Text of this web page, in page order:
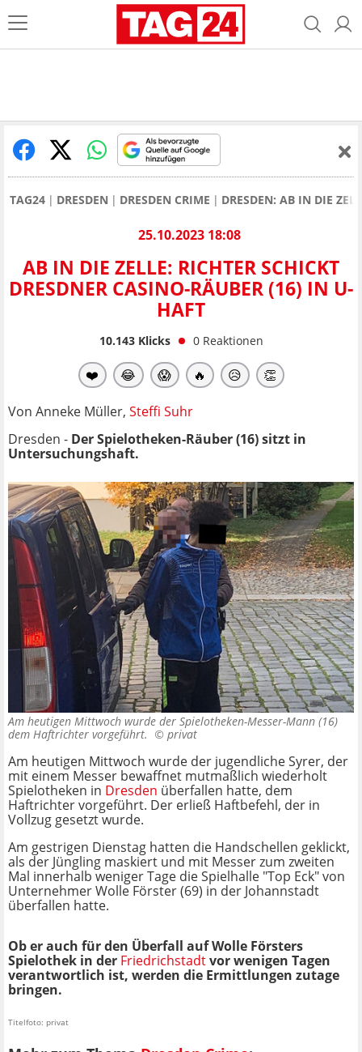
TAG24 DRESDEN DRESDEN CRIME DRESDEN: AB IN DIE
25.10.2023 18:08
AB IN DIE ZELLE: RICHTER SCHICKT
DRESDNER CASINO-RÄUBER (16) IN U-
HAFT
10.143Klicks 0 Reaktionen
❤️ 😂 😱 🔥 😥 👏
Von Anneke Müller, Steffi Suhr
Dresden - Der Spielotheken-Räuber (16) sitzt in
Untersuchungshaft.
Am heutigen Mittwoch wurde der Spielotheken-Messer-Mann (16)
dem Haftrichter vorgeführt. © privat
Am heutigen Mittwoch wurde der jugendliche Syrer, der
mit einem Messer bewaffnet mutmaßlich wiederholt
Spielotheken in Dresden überfallen hatte, dem
Haftrichter vorgeführt. Der erließ Haftbefehl, der in
Vollzug gesetzt wurde.
Am gestrigen Dienstag hatten die Handschellen geklickt,
als der Jüngling maskiert und mit Messer zum zweiten
Mal innerhalb weniger Tage die Spielhalle "Top Eck" von
Unternehmer Wolle Förster (69) in der Johannstadt
überfallen hatte.
Ob er auch für den Überfall auf Wolle Försters
Spielothek in der Friedrichstadtvor wenigen Tagen
verantwortlich ist, werden die Ermittlungen zutage
bringen.
Titelfoto: privat